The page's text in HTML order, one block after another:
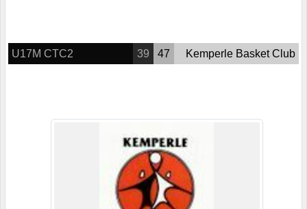
U17M CTC2 39 47 Kemperle Basket Club